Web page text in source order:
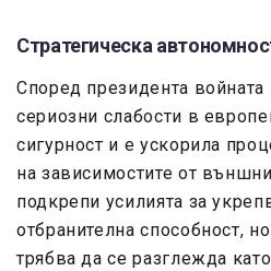
Стратегическа
Според президента войната
сериозни слабости в
сигурност и е ускорила
на зависимостите от
подкрепи усилията за
отбранителна способност,
трябва да се разглежда